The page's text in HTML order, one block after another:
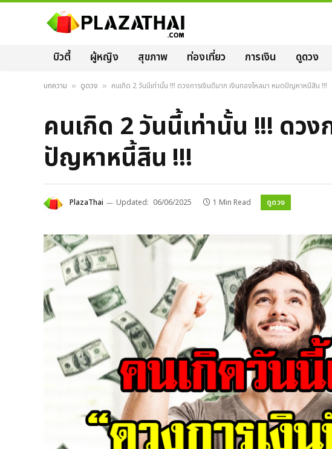
บิวตี้ ผู้หญิง สุขภาพ ท่องเที่ยว การเงิน ดูดวง
บทความ » ดูดวง » คนเกิด 2 วันนี้เท่านั้น !!! ดวงการเงินดีมาก เงินทองไหลมา หมดปัญหาหนี้สิน !!!
คนเกิด 2 วันนี้เท่านั้น !!! ดว
ปัญหาหนี้สิน !!!
PlazaThai Updated: 06/06/2025 1 Min Read ดูดวง